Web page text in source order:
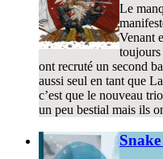
Le
Venant
toujours
ont recruté un second
aussi seul en tant que
c’est que le nouveau
un peu bestial mais ils